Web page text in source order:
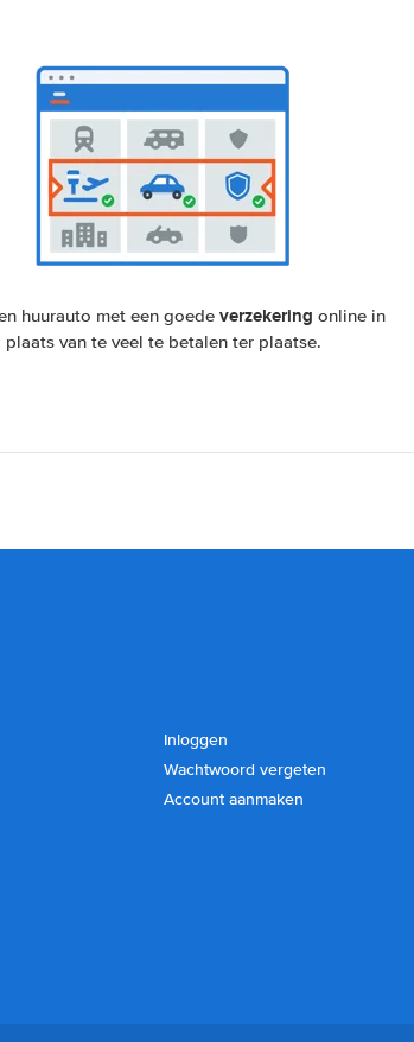
huurauto met een goede verzekering online in
plaats van te veel te betalen ter plaatse.
Inloggen
Wachtwoord vergeten
Account aanmaken